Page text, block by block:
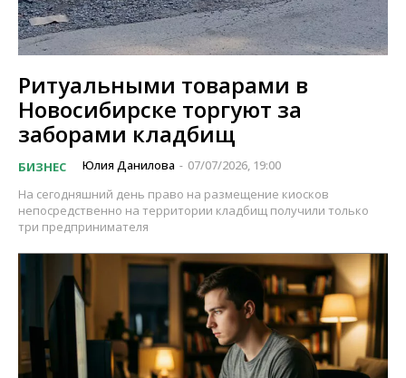
Ритуальными товарами в
Новосибирске торгуют за
заборами кладбищ
БИЗНЕС Юлия Данилова - 07/07/2026, 19:00
На сегодняшний день право на размещение киосков
непосредственно на территории кладбищ получили только
три предпринимателя